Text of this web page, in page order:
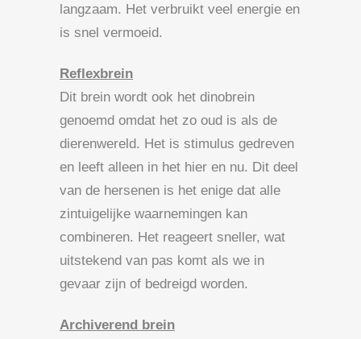
langzaam. Het verbruikt veel energie en
is snel vermoeid.
Reflexbrein
Dit brein wordt ook het dinobrein
genoemd omdat het zo oud is als de
dierenwereld. Het is stimulus gedreven
en leeft alleen in het hier en nu. Dit deel
van de hersenen is het enige dat alle
zintuigelijke waarnemingen kan
combineren. Het reageert sneller, wat
uitstekend van pas komt als we in
gevaar zijn of bedreigd worden.
Archiverend brein